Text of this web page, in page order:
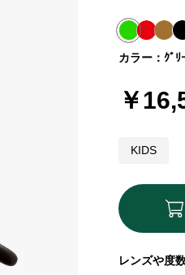
レンズや度
カラー：ｸﾞﾘ
￥
KIDS